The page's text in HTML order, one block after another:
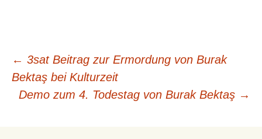
Beitragsnavigation
← 3sat Beitrag zur Ermordung von Burak
Bektaş bei Kulturzeit
Demo zum 4. Todestag von Burak Bektaş →